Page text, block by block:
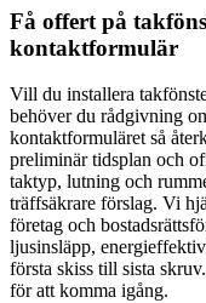
Få offert på
kontaktformulär
Vill du installera
behöver du rådgivning
kontaktformuläret så
preliminär tidsplan och
taktyp, lutning och
träffsäkrare förslag. Vi
företag och
ljusinsläpp,
första skiss till sista
för att komma igång.